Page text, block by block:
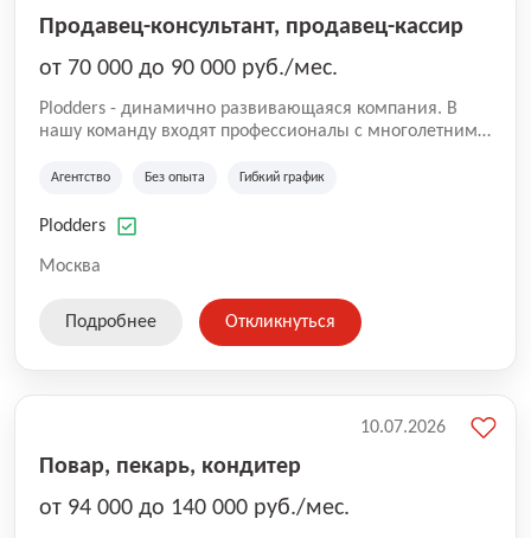
Продавец-консультант, продавец-кассир
от 70 000 до 90 000 руб./мес.
Plodders - динамично развивающаяся компания. В
нашу команду входят профессионалы с многолетним
на рынке аутсорсинга, а накопленный опыт позволяют
оказываемых услуг.
Агентство Без опыта Гибкий график
Plodders
Москва
Подробнее Откликнуться
Повар, пекарь, кондитер
от 94 000 до 140 000 руб./мес.
10.07.2026